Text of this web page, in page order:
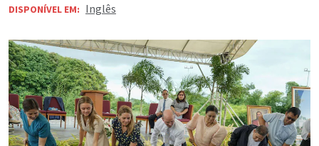
DISPONÍVEL EM: Inglês